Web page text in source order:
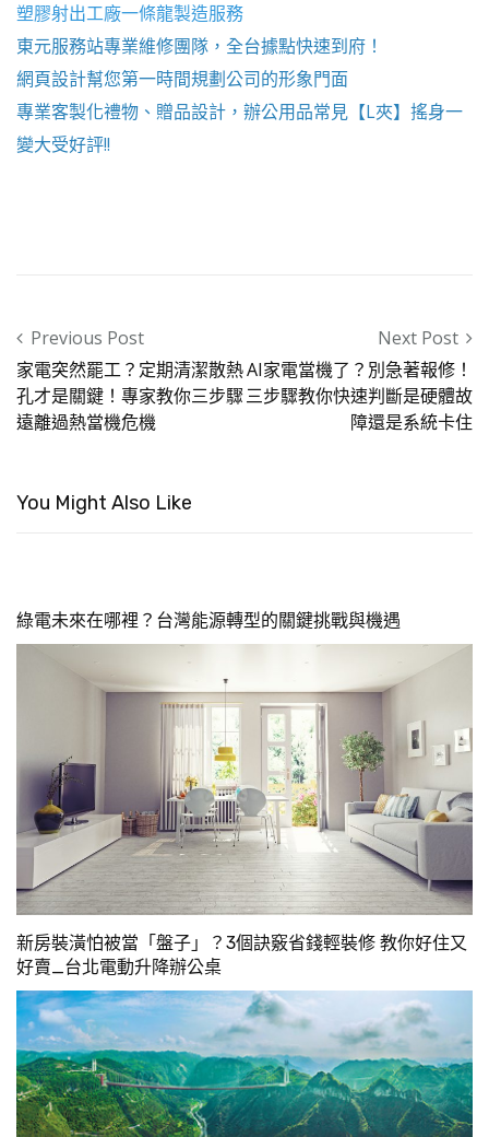
塑膠射出工廠一條龍製造服務
東元服務站專業維修團隊，全台據點快速到府！
網頁設計幫您第一時間規劃公司的形象門面
專業客製化禮物、贈品設計，辦公用品常見【L夾】搖身一
變大受好評!!
Post navigation
Previous Post
家電突然罷工？定期清潔散熱
孔才是關鍵！專家教你三步驟
遠離過熱當機危機
Next Post
AI家電當機了？別急著報修！
三步驟教你快速判斷是硬體故
障還是系統卡住
You Might Also Like
綠電未來在哪裡？台灣能源轉型的關鍵挑戰與機遇
新房裝潢怕被當「盤子」？3個訣竅省錢輕裝修 教你好住又
好賣_台北電動升降辦公桌